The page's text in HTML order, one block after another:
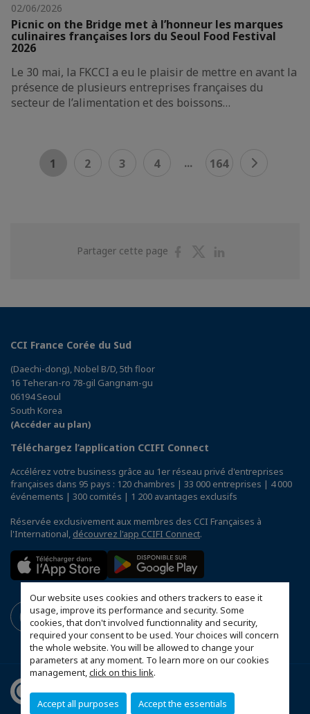
Our website uses cookies and others trackers to ease it
usage, improve its performance and security. Some
cookies, that don't involved functionnality and security,
required your consent to be used. Your choices will concern
the whole website. You will be allowed to change your
parameters at any moment. To learn more on our cookies
management,click on this link.
Accept all purposes Accept the essentials
02/06/2026
Picnic on the Bridge met à l’honneur les marques
culinaires françaises lors du Seoul Food Festival
2026
Le 30 mai, la FKCCI a eu le plaisir de mettre en avant la
présence de plusieurs entreprises françaises du
secteur de l’alimentation et des boissons…
1 2 3 4 ... 164
Partager cette page
PartagerPartager
CCI France Corée du Sud
(Daechi-dong), Nobel B/D, 5th floor
16 Teheran-ro 78-gil Gangnam-gu
06194 Seoul
South Korea
(Accéder au plan)
Téléchargez l’application CCIFI Connect
Accélérez votre business grâce au 1er réseau privé d'entreprises
françaises dans 95 pays : 120 chambres | 33 000 entreprises | 4 000
événements | 300 comités | 1 200 avantages exclusifs
Réservée exclusivement aux membres des CCI Françaises à
l'International, découvrez l'app CCIFI Connect.